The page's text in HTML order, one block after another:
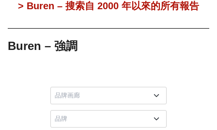
> Buren – 搜索自 2000 年以來的所有報告
Buren – 強調